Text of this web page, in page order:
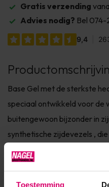
Toestemming
Gratis verzending
Advies nodig? Bel
Base Gel met de sterkste
speciaal ontwikkeld voor de
buitengewoon bijzonder in
synthetische zijdevezels ,
maken en tegelijkertijd zijn
de hechting van het